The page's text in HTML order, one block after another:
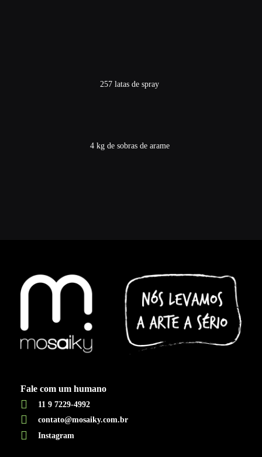
257 latas de spray
4 kg de sobras de arame
Fale com um humano
11 9 7229-4992
contato@mosaiky.com.br
Instagram